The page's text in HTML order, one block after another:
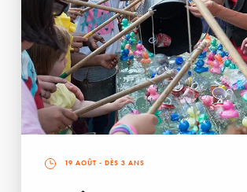
19 AOÛT - DÈS 3 ANS